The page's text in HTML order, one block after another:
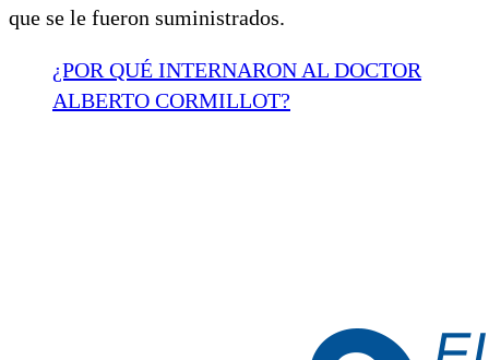
que se le fueron suministrados.
¿POR QUÉ INTERNARON AL DOCTOR
ALBERTO CORMILLOT?